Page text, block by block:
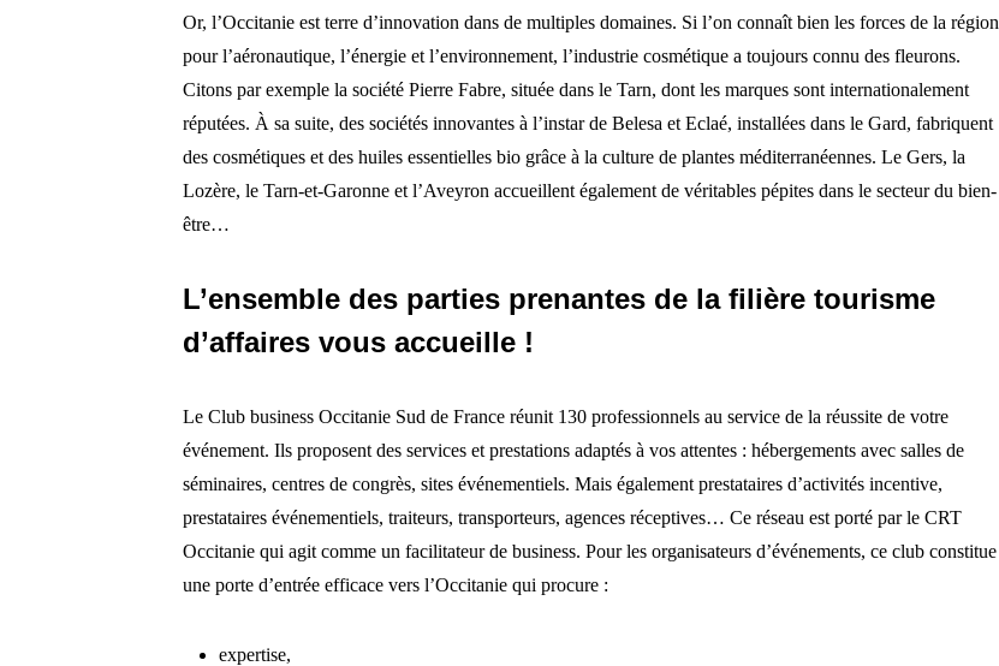
Or, l’Occitanie est terre d’innovation dans de multiples domaines. Si l’on connaît bien les forces de la région
pour l’aéronautique, l’énergie et l’environnement, l’industrie cosmétique a toujours connu des fleurons.
Citons par exemple la société Pierre Fabre, située dans le Tarn, dont les marques sont internationalement
réputées. À sa suite, des sociétés innovantes à l’instar de Belesa et Eclaé, installées dans le Gard, fabriquent
des cosmétiques et des huiles essentielles bio grâce à la culture de plantes méditerranéennes. Le Gers, la
Lozère, le Tarn-et-Garonne et l’Aveyron accueillent également de véritables pépites dans le secteur du bien-
être…
L’ensemble des parties prenantes de la filière tourisme
d’affaires vous accueille !
Le Club business Occitanie Sud de France réunit 130 professionnels au service de la réussite de votre
événement. Ils proposent des services et prestations adaptés à vos attentes : hébergements avec salles de
séminaires, centres de congrès, sites événementiels. Mais également prestataires d’activités incentive,
prestataires événementiels, traiteurs, transporteurs, agences réceptives… Ce réseau est porté par le CRT
Occitanie qui agit comme un facilitateur de business. Pour les organisateurs d’événements, ce club constitue
une porte d’entrée efficace vers l’Occitanie qui procure :
expertise,